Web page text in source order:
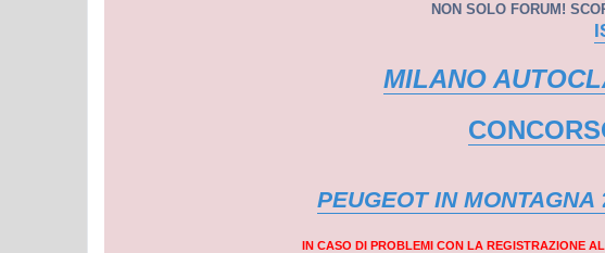
NON SOLO FORUM!
MILANO
PEUGEOT IN MONTAGNA
IN CASO DI PROBLEMI CON LA REGISTRAZIONE